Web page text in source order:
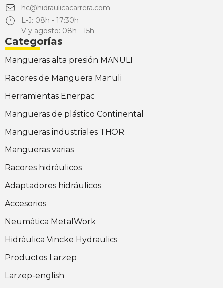
hc@hidraulicacarrera.com
L-J: 08h - 17:30h
V y agosto: 08h - 15h
Categorías
Mangueras alta presión MANULI
Racores de Manguera Manuli
Herramientas Enerpac
Mangueras de plástico Continental
Mangueras industriales THOR
Mangueras varias
Racores hidráulicos
Adaptadores hidráulicos
Accesorios
Neumática MetalWork
Hidráulica Vincke Hydraulics
Productos Larzep
Larzep-english